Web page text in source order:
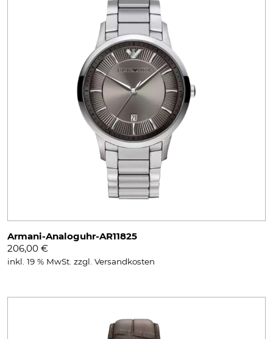
Armani-Analoguhr-AR11825
206,00 €
inkl. 19 % MwSt. zzgl. Versandkosten